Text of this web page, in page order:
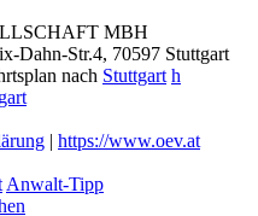
MBH
Dahn-Str.4, 70597 Stuttgart
nach Stuttgart h
| https://www.oev.at
Anwalt-Tipp